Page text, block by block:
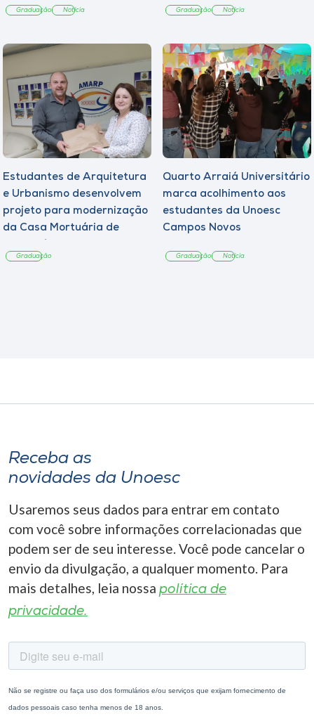
Graduação Notícia Graduação Notícia
Estudantes de Arquitetura
e Urbanismo desenvolvem
projeto para modernização
da Casa Mortuária de
Graduação
Quarto Arraiá Universitário
marca acolhimento aos
estudantes da Unoesc
Campos Novos
Graduação Notícia
Receba as
novidades da Unoesc
Usaremos seus dados para entrar em contato
com você sobre informações correlacionadas que
podem ser de seu interesse. Você pode cancelar o
envio da divulgação, a qualquer momento. Para
mais detalhes, leia nossa política de
privacidade.